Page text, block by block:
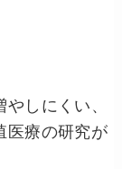
しにくい、
医療の研究が